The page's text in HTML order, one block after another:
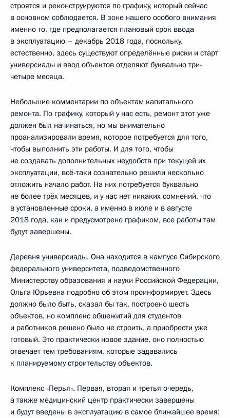
строятся и реконструируются по графику, который сейчас
в основном соблюдается. В зоне нашего особого внимания
именно то, где предполагается плановый срок ввода
в эксплуатацию – декабрь 2018 года, поскольку,
естественно, здесь существуют определённые риски и старт
универсиады и ввод объектов отделяют буквально три-
четыре месяца.
Небольшие комментарии по объектам капитального
ремонта. По графику, который у нас есть, ремонт этот уже
должен был начинаться, но мы внимательно
проанализировали время, которое потребуется для того,
чтобы выполнить эти работы. И для того, чтобы
не создавать дополнительных неудобств при текущей их
эксплуатации, всё-таки сознательно решили несколько
отложить начало работ. На них потребуется буквально
не более трёх месяцев, и у нас нет никаких сомнений, что
в установленные сроки, а именно в июле и в августе
2018 года, как и предусмотрено графиком, все работы там
будут завершены.
Деревня универсиады. Она находится в кампусе Сибирского
федерального университета, подведомственного
Министерству образования и науки Российской Федерации,
Ольга Юрьевна подробно об этом проинформирует. Здесь
должно было быть, сказал бы так, построено шесть
объектов, но комплекс общежитий для студентов
и работников решено было не строить, а приобрести уже
готовый. Это практически новое здание, оно полностью
отвечает тем требованиям, которые задавались
к планируемому строительству объектов.
Комплекс «Перья». Первая, вторая и третья очередь,
а также медицинский центр практически завершены
и будут введены в эксплуатацию в самое ближайшее время: